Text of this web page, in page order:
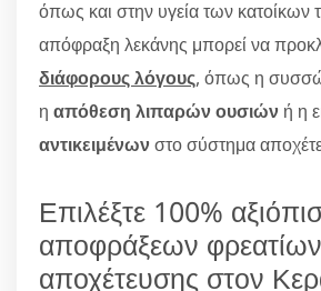
όπως και στην υγεία των κατοίκων
απόφραξη λεκάνης μπορεί να
διάφορους λόγους, όπως η
η απόθεση λιπαρών ουσιών ή η
αντικειμένωνστο σύστημα
Επιλέξτε 100%
αποφράξεων φρεατίων
αποχέτευσης στον